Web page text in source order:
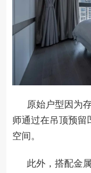
原始户型因为
师通过在吊顶预留
空间。
此外，搭配金